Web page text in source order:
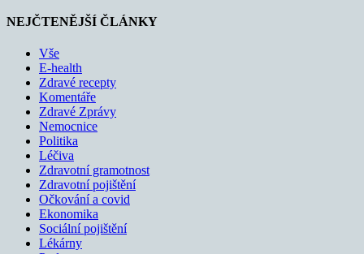
NEJČTENĚJŠÍ ČLÁNKY
Vše
E-health
Zdravé recepty
Komentáře
Zdravé Zprávy
Nemocnice
Politika
Léčiva
Zdravotní gramotnost
Zdravotní pojištění
Očkování a covid
Ekonomika
Sociální pojištění
Lékárny